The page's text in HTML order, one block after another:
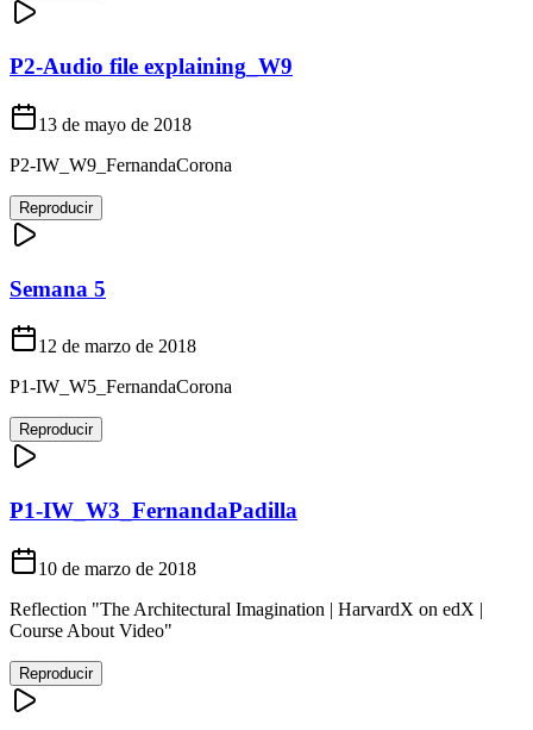
P2-Audio file explaining_W9
13 de mayo de 2018
P2-IW_W9_FernandaCorona
Reproducir
Semana 5
12 de marzo de 2018
P1-IW_W5_FernandaCorona
Reproducir
P1-IW_W3_FernandaPadilla
10 de marzo de 2018
Reflection "The Architectural Imagination | HarvardX on edX |
Course About Video"
Reproducir